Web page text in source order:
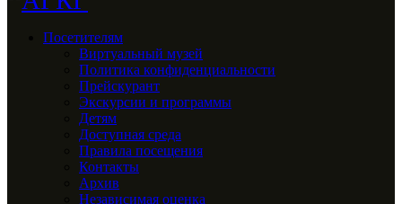
Посетителям
Виртуальный музей
Политика конфиденциальности
Прейскурант
Экскурсии и программы
Детям
Доступная среда
Правила посещения
Контакты
Архив
Независимая оценка